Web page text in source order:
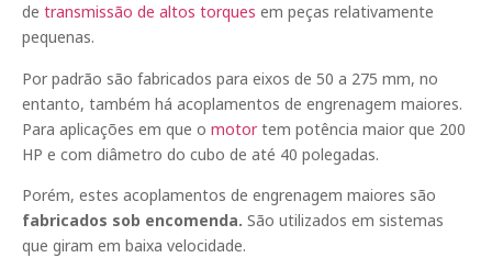
de transmissão de altos torques em peças relativamente
pequenas.
Por padrão são fabricados para eixos de 50 a 275 mm, no
entanto, também há acoplamentos de engrenagem maiores.
Para aplicações em que o motortem potência maior que 200
HP e com diâmetro do cubo de até 40 polegadas.
Porém, estes acoplamentos de engrenagem maiores são
fabricados sob encomenda. São utilizados em sistemas
que giram em baixa velocidade.